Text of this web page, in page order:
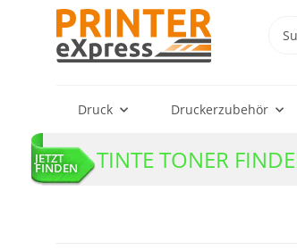
Druck Druckerzubehör
JETZT
FINDEN TINTE TONER